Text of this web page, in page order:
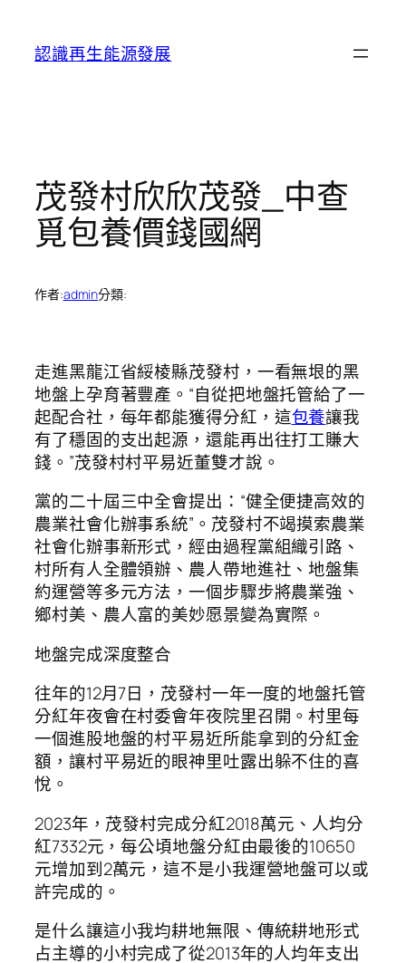
認識再生能源發展
茂發村欣欣茂發_中查
覓包養價錢國網
作者:admin分類:
走進黑龍江省綏棱縣茂發村，一看無垠的黑
地盤上孕育著豐產。“自從把地盤托管給了一
起配合社，每年都能獲得分紅，這包養讓我
有了穩固的支出起源，還能再出往打工賺大
錢。”茂發村村平易近董雙才說。
黨的二十屆三中全會提出：“健全便捷高效的
農業社會化辦事系統”。茂發村不竭摸索農業
社會化辦事新形式，經由過程黨組織引路、
村所有人全體領辦、農人帶地進社、地盤集
約運營等多元方法，一個步驟步將農業強、
鄉村美、農人富的美妙愿景變為實際。
地盤完成深度整合
往年的12月7日，茂發村一年一度的地盤托管
分紅年夜會在村委會年夜院里召開。村里每
一個進股地盤的村平易近所能拿到的分紅金
額，讓村平易近的眼神里吐露出躲不住的喜
悅。
2023年，茂發村完成分紅2018萬元、人均分
紅7332元，每公頃地盤分紅由最後的10650
元增加到2萬元，這不是小我運營地盤可以或
許完成的。
是什么讓這小我均耕地無限、傳統耕地形式
占主導的小村完成了從2013年的人均年支出